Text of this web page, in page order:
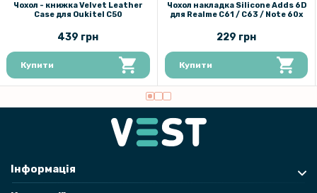
Чохол - книжка Velvet Leather
Case для Oukitel C50
439 грн
Купити
Чохол накладка Silicone Adds 6D
для Realme C61 / C63 / Note 60x
229 грн
Купити
Інформація